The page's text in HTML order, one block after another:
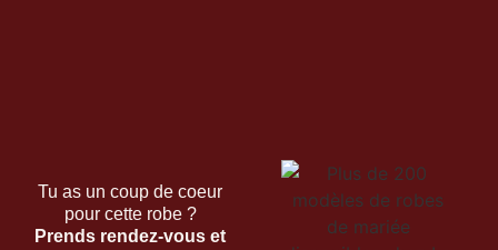
Tu as un coup de coeur
pour cette robe ?
Prends rendez-vous et